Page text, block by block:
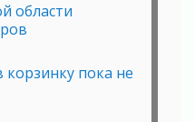
области
корзинку пока не